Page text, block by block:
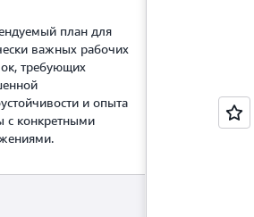
план для
важных рабочих
требующих
и опыта
с конкретными